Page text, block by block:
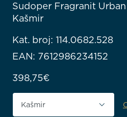
Sudoper Fragranit Urban
Kašmir
Kat. broj: 114.0682.528
EAN: 7612986234152
398,75€
Boja proizvoda